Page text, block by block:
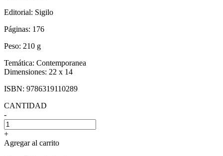
Editorial: Sigilo
Páginas: 176
Peso: 210 g
Temática: Contemporanea
Dimensiones: 22 x 14
ISBN: 9786319110289
CANTIDAD
-
+
Agregar al carrito